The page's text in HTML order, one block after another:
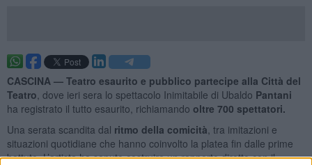
CASCINA — Teatro esaurito e pubblico partecipe alla Città del
Teatro , dove ieri sera lo spettacolo Inimitabile di Ubaldo Pantani
ha registrato il tutto esaurito, richiamando oltre 700 spettatori.
Una serata scandita dal ritmo della comicità , tra imitazioni e
situazioni quotidiane che hanno coinvolto la platea fin dalle prime
battute. L’artista ha saputo costruire un rapporto diretto con il